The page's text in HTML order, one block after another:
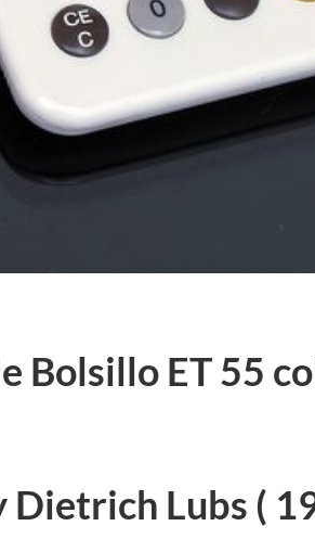
Bolsillo ET 55
Dietrich Lubs (